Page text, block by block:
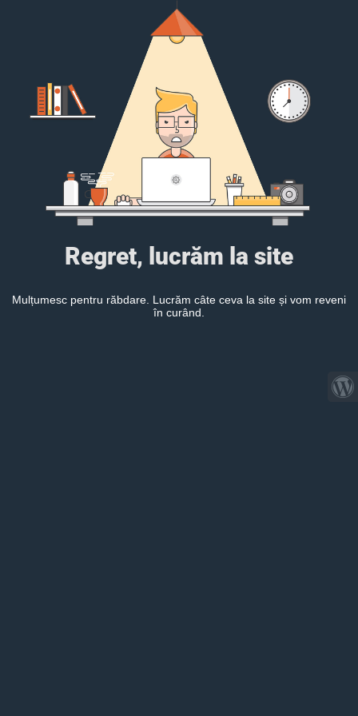
Regret, lucrăm la site
Mulțumesc pentru răbdare. Lucrăm câte ceva la site și vom reveni
în curând.